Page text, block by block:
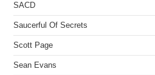
SACD
Saucerful Of Secrets
Scott Page
Sean Evans